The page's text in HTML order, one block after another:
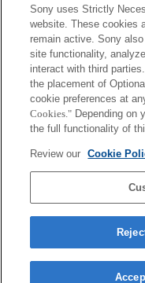
Le son de fonctionnement du
interne.
La fonction Photo Creativity
Outside the A (Aperture
shutter speed and the aperture
La fonction [Comp. objectif ]
La fonction " Mise au point
opérationnelle.
En fonction des conditions de
soit pas uniforme.
Si vous fixez l'objectif à
de mise au point. Vous
mise pt] ou [Aide MF] sur
L'obturateur tactile ne
Sony uses Strictly
website. These cookies
remain active. Sony
site functionality,
interact with third
the placement of
cookie preferences at
Cookies." Depending on
the full functionality of
Review our Cookie